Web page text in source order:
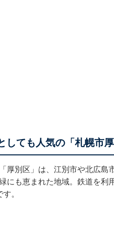
しても人気の「札幌市厚
厚別区」は、江別市や北広島
にも恵まれた地域。鉄道を利
。